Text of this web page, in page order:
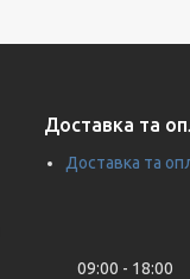
Доставка та
Доставка та
09:00
18:00